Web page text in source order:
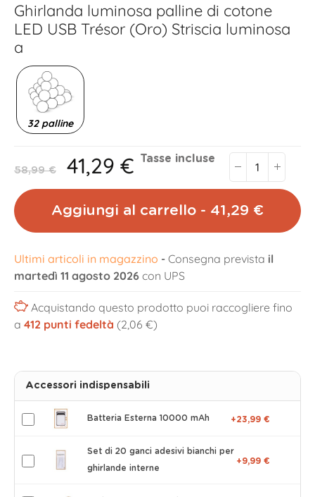
Ghirlanda luminosa palline di cotone
LED USB Trésor (Oro) Striscia luminosa
a
32 palline
58,99 € 41,29 € Tasse incluse
Aggiungi al carrello - 41,29 €
Ultimi articoli in magazzino - Consegna prevista il
martedì 11 agosto 2026 con UPS
Acquistando questo prodotto puoi raccogliere fino
a 412 punti fedeltà (2,06 €)
Accessori indispensabili
Batteria Esterna 10000 mAh +23,99 €
Set di 20 ganci adesivi bianchi per
ghirlande interne
+9,99 €